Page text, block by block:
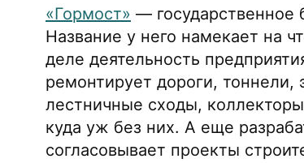
«Гормост» —
Название у него намекает на
деле деятельность
ремонтирует дороги,
лестничные сходы,
куда уж без них. А еще
согласовывает проекты